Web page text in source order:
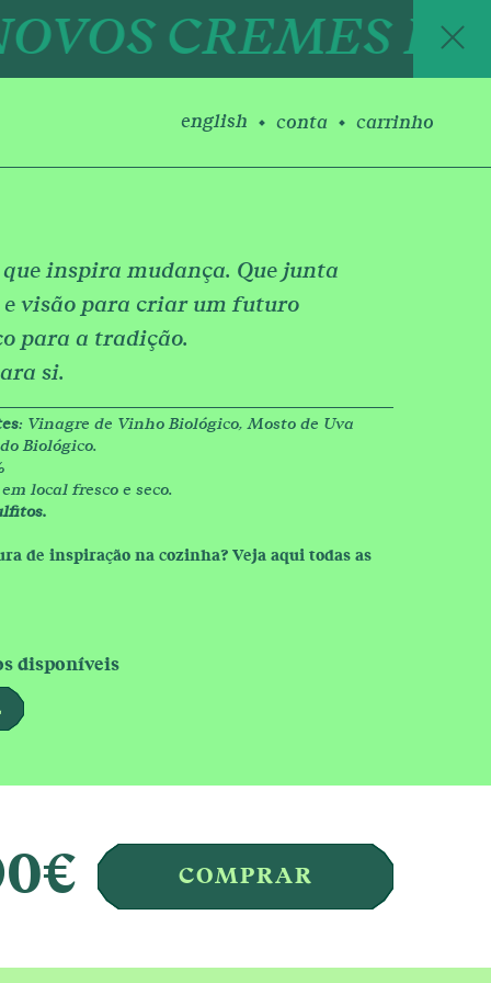
CREMES
english conta carrinho
inspira mudança. Que junta
visão para criar um futuro
para a tradição.
si.
: Vinagre de Vinho Biológico, Mosto de Uva
Biológico.
local fresco e seco.
de inspiração na cozinha? Veja aqui todas as
disponíveis
€ COMPRAR